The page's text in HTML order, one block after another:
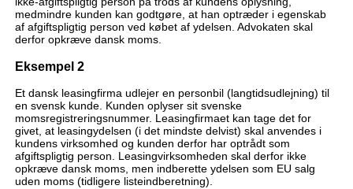
medmindre kunden kan godtgøre, at han optræder i egenskab
af afgiftspligtig person ved købet af ydelsen. Advokaten skal
derfor opkræve dansk moms.
Eksempel 2
Et dansk leasingfirma udlejer en personbil (langtidsudlejning) til
en svensk kunde. Kunden oplyser sit svenske
momsregistreringsnummer. Leasingfirmaet kan tage det for
givet, at leasingydelsen (i det mindste delvist) skal anvendes i
kundens virksomhed og kunden derfor har optrådt som
afgiftspligtig person. Leasingvirksomheden skal derfor ikke
opkræve dansk moms, men indberette ydelsen som EU salg
uden moms (tidligere listeindberetning).